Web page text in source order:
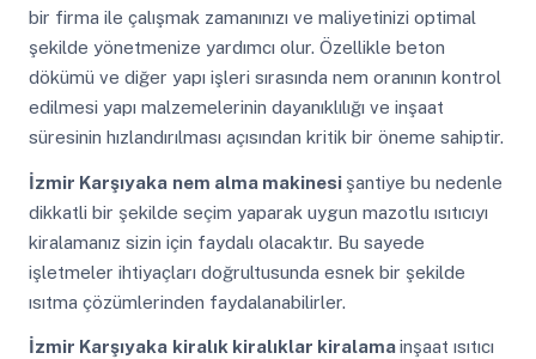
bir firma ile çalışmak zamanınızı ve maliyetinizi optimal
şekilde yönetmenize yardımcı olur. Özellikle beton
dökümü ve diğer yapı işleri sırasında nem oranının kontrol
edilmesi yapı malzemelerinin dayanıklılığı ve inşaat
süresinin hızlandırılması açısından kritik bir öneme sahiptir.
İzmir Karşıyaka nem alma makinesi şantiye bu nedenle
dikkatli bir şekilde seçim yaparak uygun mazotlu ısıtıcıyı
kiralamanız sizin için faydalı olacaktır. Bu sayede
işletmeler ihtiyaçları doğrultusunda esnek bir şekilde
ısıtma çözümlerinden faydalanabilirler.
İzmir Karşıyaka kiralık kiralıklar kiralamainşaat ısıtıcı